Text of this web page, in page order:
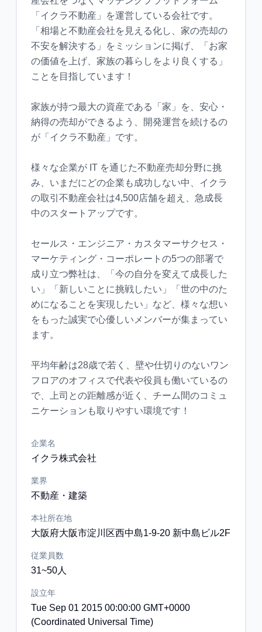
「イクラ不動産」を運営している会社です。
「相場と不動産会社を見える化し、家の売却の
不安を解決する」をミッションに掲げ、「お家
の価値を上げ、家族の暮らしをより良くする」
ことを目指しています！
家族が持つ最大の資産である「家」を、安心・
納得の売却ができるよう、開発運営を続けるの
が「イクラ不動産」です。
様々な企業が IT を通じた不動産売却分野に挑
み、いまだにどの企業も成功しない中、イクラ
の取引不動産会社は4,500店舗を超え、急成長
中のスタートアップです。
セールス・エンジニア・カスタマーサクセス・
マーケティング・コーポレートの5つの部署で
成り立つ弊社は、「今の自分を変えて成長した
い」「新しいことに挑戦したい」「世の中のた
めになることを実現したい」など、様々な想い
をもった誠実で心優しいメンバーが集まってい
ます。
平均年齢は28歳で若く、壁や仕切りのないワン
フロアのオフィスで代表や役員も働いているの
で、上司との距離感が近く、チーム間のコミュ
企業名
イクラ株式会社
業界
不動産・建築
本社所在地
大阪府大阪市淀川区西中島1-9-20 新中島ビル2F
従業員数
31~50人
設立年
Tue Sep 01 2015 00:00:00 GMT+0000
(Coordinated Universal Time)